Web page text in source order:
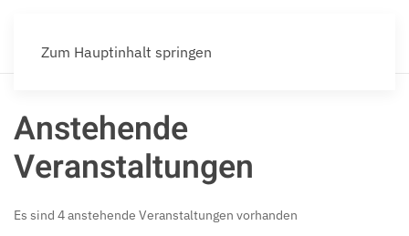
Zum Hauptinhalt springen
Anstehende
Veranstaltungen
Es sind 4 anstehende Veranstaltungen vorhanden